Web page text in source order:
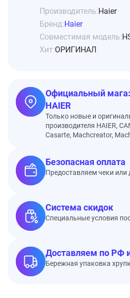
Производитель:Haier
Бренд:Haier
Совместимая модель:
Хит:ОРИГИНАЛ
Официальный
HAIER
Только новые и
производителя HAIER,
Casarte, Machcreator,
Безопасная оплата
Предоставляем чеки
Система скидок
Специальные условия
Доставляем по РФ
Бережная упаковка